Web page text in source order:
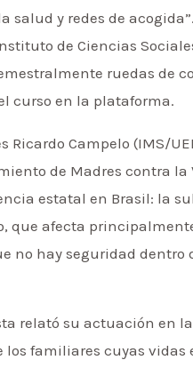
y redes de
de Ciencias
ruedas de
curso en la plataforma.
Campelo (IMS/
de Madres contra la
estatal en Brasil: la
afecta
no hay seguridad
relató su actuación en
familiares cuyas